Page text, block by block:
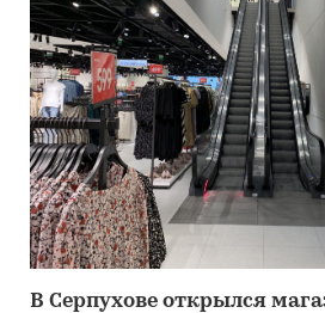
В Серпухове открылся